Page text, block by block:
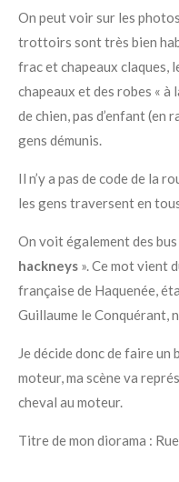
On peut voir sur les
trottoirs sont très bien
frac et chapeaux claques,
chapeaux et des robes « à
de chien, pas d’enfant (en
gens démunis.
Il n’y a pas de code de la
les gens traversent en
On voit également des
hackneys ». Ce mot vient
française de Haquenée,
Guillaume le Conquérant,
Je décide donc de faire un
moteur, ma scène va
cheval au moteur.
Titre de mon diorama :